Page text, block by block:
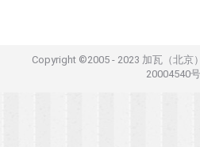
Copyright ©2005 - 2023 加瓦（北京
20004540